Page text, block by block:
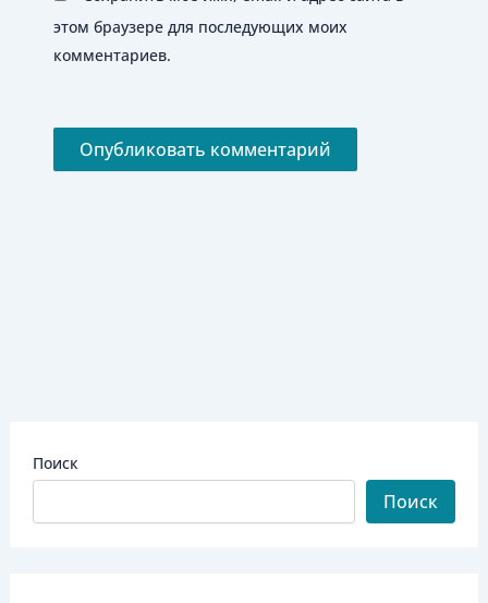
этом браузере для последующих моих
комментариев.
Поиск
Поиск